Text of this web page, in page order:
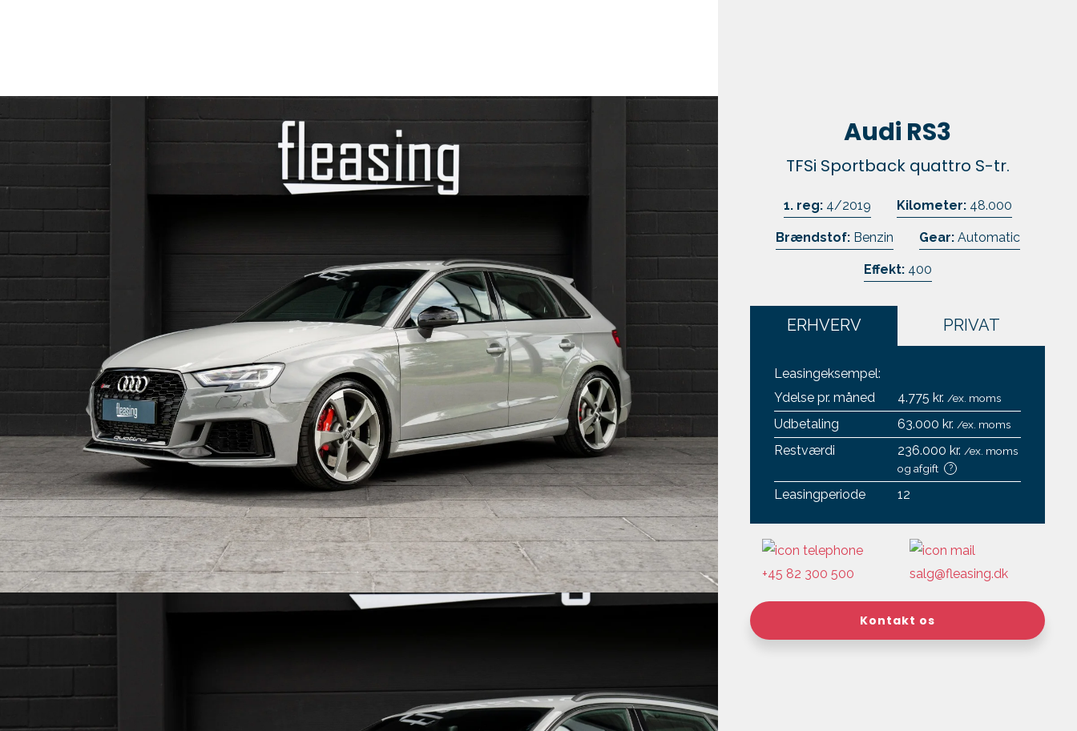
Om leasing
Audi RS3
TFSi Sportback quattro S-tr.
1. reg:4/2019 Kilometer:48.000
Brændstof:Benzin Gear:Automatic
Effekt:400
ERHVERV PRIVAT
Leasingeksempel:
Ydelse pr. måned
4.775 kr. /ex. moms
Udbetaling 63.000 kr. /ex. moms
Restværdi 236.000 kr. /ex. moms
og afgift
?
Leasingperiode 12
+45 82 300 500 salg@fleasing.dk
Kontakt os